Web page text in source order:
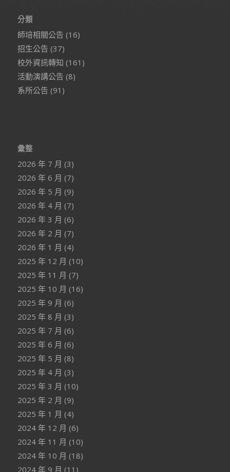
分類
師培相關公告 (16)
招生公告 (37)
校外資訊轉知 (161)
活動演講公告 (8)
系所公告 (91)
彙整
2026 年 7 月 (3)
2026 年 6 月 (7)
2026 年 5 月 (9)
2026 年 4 月 (7)
2026 年 3 月 (6)
2026 年 2 月 (7)
2026 年 1 月 (4)
2025 年 12 月 (10)
2025 年 11 月 (7)
2025 年 10 月 (16)
2025 年 9 月 (6)
2025 年 8 月 (3)
2025 年 7 月 (6)
2025 年 6 月 (6)
2025 年 5 月 (8)
2025 年 4 月 (3)
2025 年 3 月 (10)
2025 年 2 月 (9)
2025 年 1 月 (4)
2024 年 12 月 (6)
2024 年 11 月 (10)
2024 年 10 月 (18)
2024 年 9 月 (11)